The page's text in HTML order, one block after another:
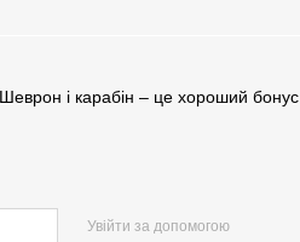
і карабін – це хороший бонус
Увійти за допомогою